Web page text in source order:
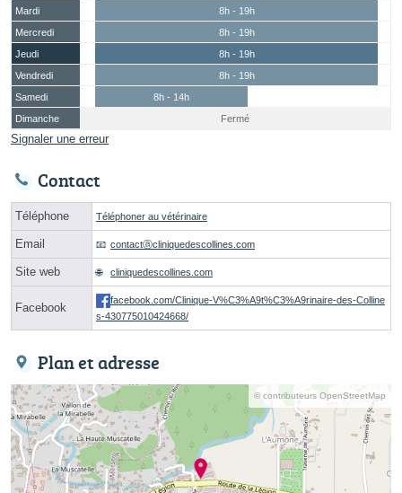
Mardi
8h - 19h
Mercredi
8h - 19h
Jeudi
8h - 19h
Vendredi
8h - 19h
Samedi
8h - 14h
Dimanche
Fermé
Signaler une erreur
Contact
Téléphone Téléphoner au vétérinaire
Email contactⓐcliniquedescollines.com
Site web cliniquedescollines.com
Facebook
facebook.com/Clinique-V%C3%A9t%C3%A9rinaire-des-Colline
s-430775010424668/
Plan et adresse
© contributeurs OpenStreetMap